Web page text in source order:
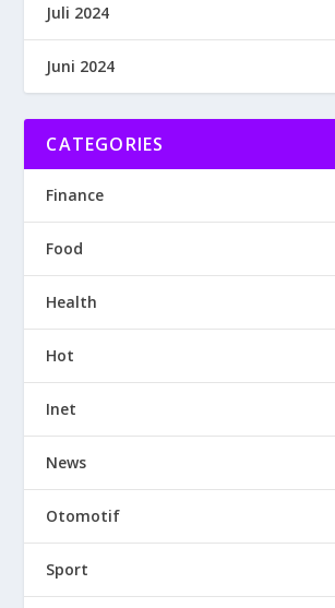
Juli 2024
Juni 2024
CATEGORIES
Finance
Food
Health
Hot
Inet
News
Otomotif
Sport